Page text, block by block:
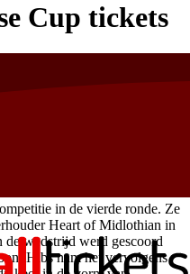
Cup tickets
in de vierde ronde. Ze
Heart of Midlothian in
de wedstrijd werd gescoord
Hibs nam het vervolgens